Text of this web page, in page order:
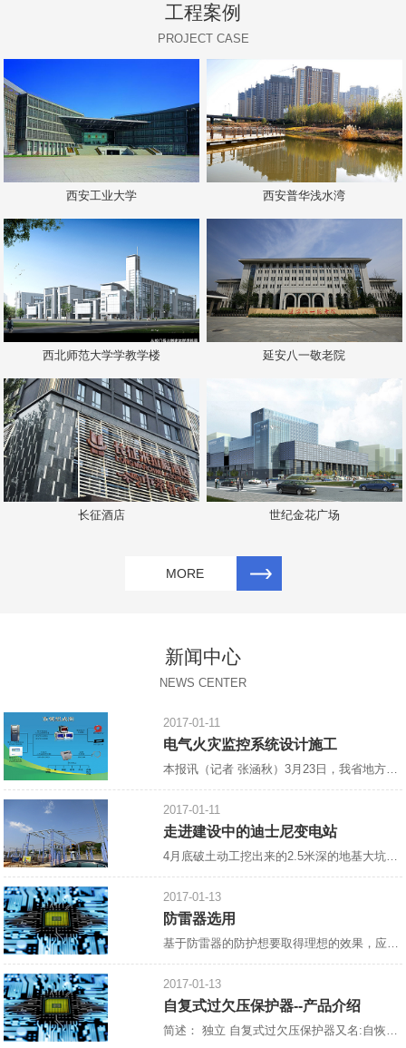
工程案例
PROJECT CASE
西安工业大学 西安普华浅水湾
西北师范大学学教学楼 延安八一敬老院
长征酒店 世纪金花广场
MORE
新闻中心
NEWS CENTER
2017-01-11
电气火灾监控系统设计施工
2017-01-11
走进建设中的迪士尼变电站
2017-01-13
防雷器选用
2017-01-13
自复式过欠压保护器--产品介绍